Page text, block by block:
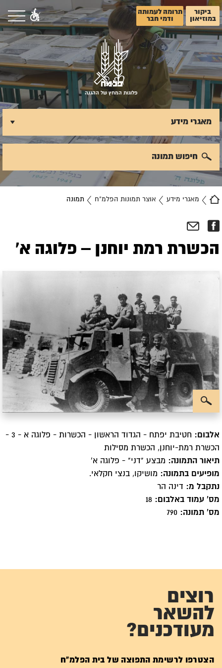
ביקור
במוזיאון
תרומה לעמותה
ודמי חבר
פלוגות המחץ של ההגנה
מאגרי מידע אוצר תמונות הפלמ"ח תמונה
מאגרי מידע
חיפוש תמונה
הכשרת רמת יוחנן – פלוגה א'
אלבום:
חטיבת יפתח - הגדוד הראשון - הכשרות - פלוגה א - 3 -
הכשרת רמת-יוחנן, הכשרת מסילות
תיאור התמונה: מבצע "דני" - פלוגה א'
מופיעים בתמונה: מושיקו, בנצי חקלאי.
נתקבל מ: דינה הר
מס' עמוד באלבום:
מס' תמונה:
רוצים
להשאר
מעודכנים?
הצטרפו לרשימת התפוצה של בית הפלמ"ח